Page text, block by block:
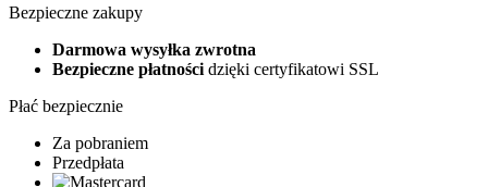
Bezpieczne zakupy
Darmowa wysyłka zwrotna
Bezpieczne płatności dzięki certyfikatowi SSL
Płać bezpiecznie
Za pobraniem
Przedpłata